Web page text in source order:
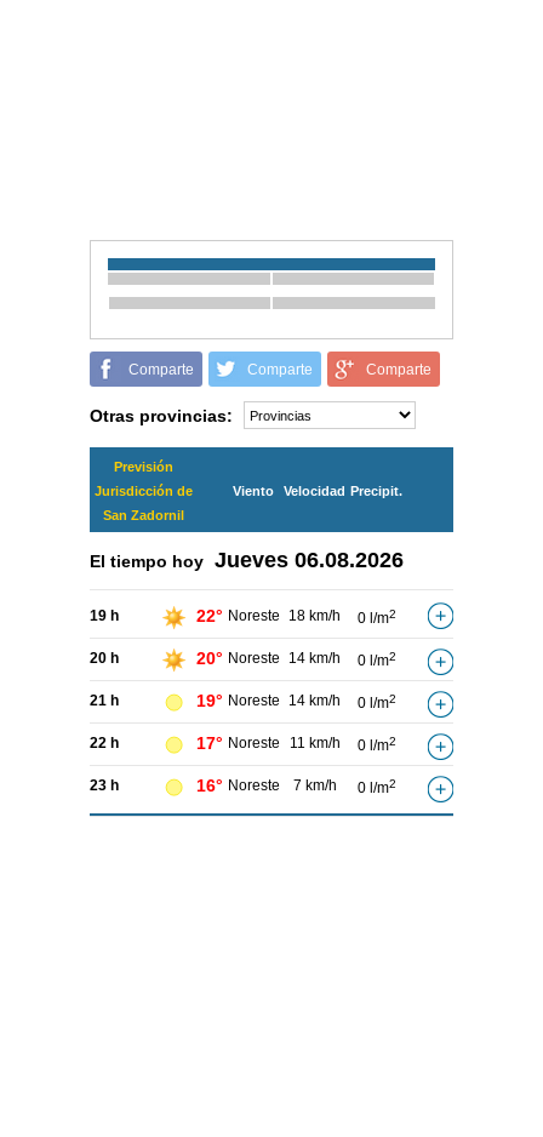
Comparte Comparte Comparte
Otras provincias:
Previsión
Jurisdicción de
San Zadornil
Viento Velocidad Precipit.
El tiempo hoy Jueves 06.08.2026
19 h 22° Noreste 18 km/h 0 l/m2
20 h 20° Noreste 14 km/h 0 l/m2
21 h 19° Noreste 14 km/h 0 l/m2
22 h 17° Noreste 11 km/h 0 l/m2
23 h 16° Noreste 7 km/h 0 l/m2